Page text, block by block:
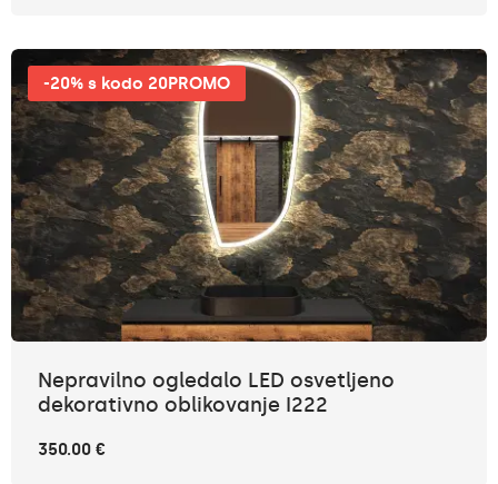
-20% s kodo 20PROMO
Nepravilno ogledalo LED osvetljeno
dekorativno oblikovanje I222
350.00 €